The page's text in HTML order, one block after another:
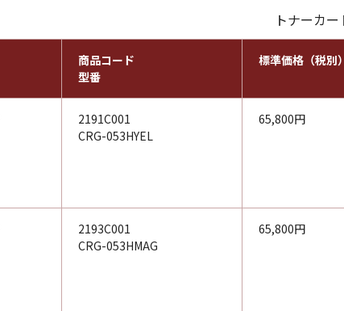
トナーカ
商品コード
型番
標準価格（税別）
2191C001
CRG-053HYEL
65,800円
2193C001
CRG-053HMAG
65,800円